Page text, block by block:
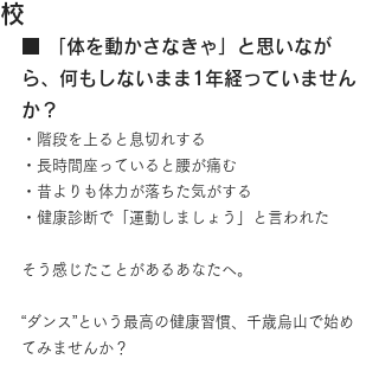
校
■ 「体を動かさなきゃ」と思いなが
ら、何もしないまま1年経っていません
か？
・階段を上ると息切れする
・長時間座っていると腰が痛む
・昔よりも体力が落ちた気がする
・健康診断で「運動しましょう」と言われた
そう感じたことがあるあなたへ。
“ダンス”という最高の健康習慣、千歳烏山で始め
てみませんか？